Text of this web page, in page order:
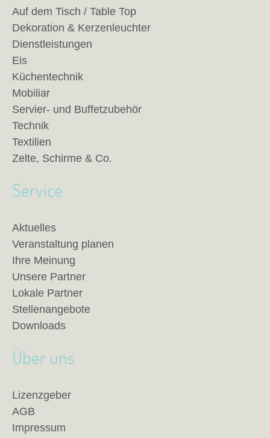
Auf dem Tisch / Table Top
Dekoration & Kerzenleuchter
Dienstleistungen
Eis
Küchentechnik
Mobiliar
Servier- und Buffetzubehör
Technik
Textilien
Zelte, Schirme & Co.
Service
Aktuelles
Veranstaltung planen
Ihre Meinung
Unsere Partner
Lokale Partner
Stellenangebote
Downloads
Über uns
Lizenzgeber
AGB
Impressum